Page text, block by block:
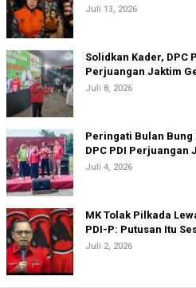
Pramono Anung: TPS Liar di
Kampung Dukuh Akan
Dikembalikan Jadi Waduk
Sukoharjo Etik Suryani
Juli 13, 2026
Solidkan Kader, DPC
Perjuangan Jaktim
Nobar Piala Dunia 2026
Juli 8, 2026
Peringati Bulan Bung
DPC PDI Perjuangan
Gelar Turnamen
Juli 4, 2026
MK Tolak Pilkada
PDI-P: Putusan Itu
dengan Semangat
Juli 2, 2026